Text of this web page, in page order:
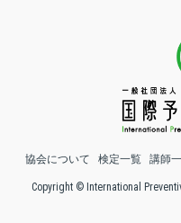
協会について 検定一覧 講師
Copyright © International